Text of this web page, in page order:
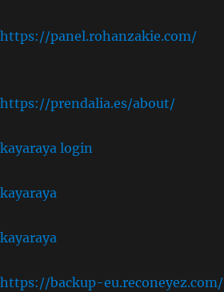
https://panel.rohanzakie.com/
https://prendalia.es/about/
kayaraya login
kayaraya
kayaraya
https://backup-eu.reconeyez.com/